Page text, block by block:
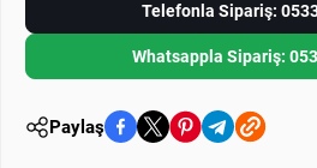
Telefonla Sipariş:
Whatsappla Sipariş:
Paylaş